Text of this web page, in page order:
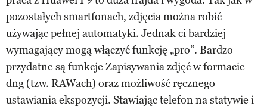
pozostałych smartfonach, zdjęcia można robić
używając pełnej automatyki. Jednak ci bardziej
wymagający mogą włączyć funkcję „pro”. Bardzo
przydatne są funkcje Zapisywania zdjęć w formacie
dng (tzw. RAWach) oraz możliwość ręcznego
ustawiania ekspozycji. Stawiając telefon na statywie i